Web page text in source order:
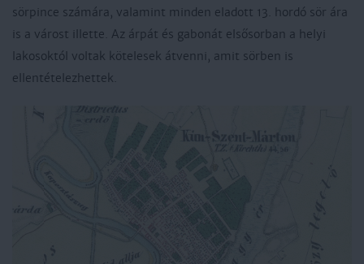
sörpince számára, valamint minden eladott 13. hordó sör ára
is a várost illette. Az árpát és gabonát elsősorban a helyi
lakosoktól voltak kötelesek átvenni, amit sörben is
ellentételezhettek.